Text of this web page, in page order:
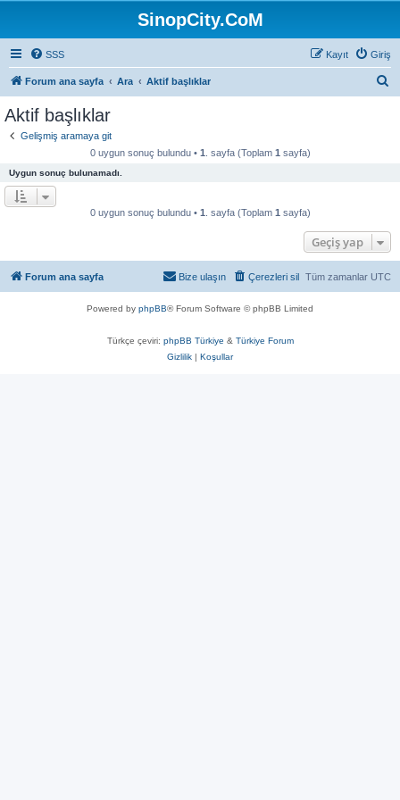
SinopCity.CoM
SSS Giriş
Kayıt
Forum ana sayfa Ara Aktif başlıklar
Aktif başlıklar
Gelişmiş aramaya git
0 uygun sonuç bulundu • 1 . sayfa (Toplam 1 sayfa)
Uygun sonuç bulunamadı.
0 uygun sonuç bulundu • 1 . sayfa (Toplam 1 sayfa)
Geçiş yap
Forum ana sayfa Tüm zamanlar UTC
Çerezleri sil
Bize ulaşın
Powered by phpBB® Forum Software © phpBB Limited
Türkçe çeviri: phpBB Türkiye & Türkiye Forum
Gizlilik | Koşullar